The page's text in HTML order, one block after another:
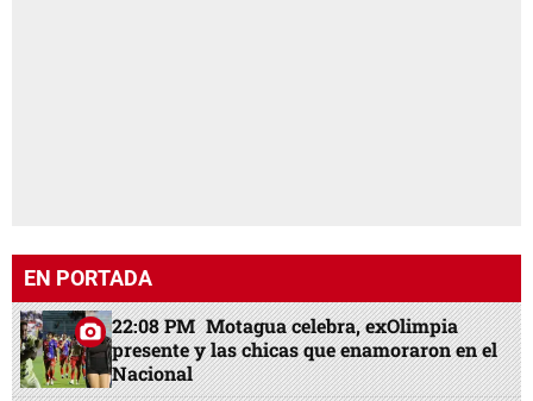
EN PORTADA
22:08 PM Motagua celebra, exOlimpia
presente y las chicas que enamoraron en el
Nacional